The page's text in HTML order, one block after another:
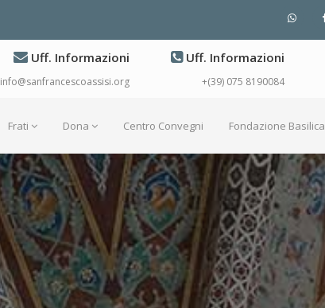
Uff. Informazioni
info@sanfrancescoassisi.org
Uff. Informazioni
+(39) 075 8190084
Frati Dona Centro Convegni Fondazione Basilica